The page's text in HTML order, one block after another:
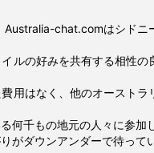
chat.comはシドニ
ルの好みを共有する相性の
用はなく、他のオーストラ
千もの地元の人々に参加
がダウンアンダーで待ってい
Assistance